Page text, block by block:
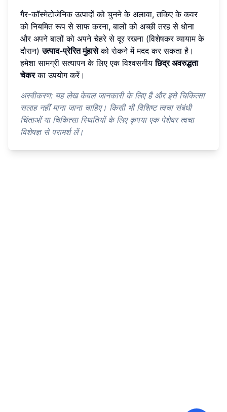
गैर-कॉस्मेटोजेनिक उत्पादों को चुनने के अलावा, तकिए के कवर
को नियमित रूप से साफ करना, बालों को अच्छी तरह से धोना
और अपने बालों को अपने चेहरे से दूर रखना (विशेषकर व्यायाम के
दौरान)उत्पाद-प्रेरित मुंहासेको रोकने में मदद कर सकता है।
हमेशा सामग्री सत्यापन के लिए एक विश्वसनीयछिद्र अवरुद्धता
चेकरका उपयोग करें।
अस्वीकरण: यह लेख केवल जानकारी के लिए है और इसे चिकित्सा
सलाह नहीं माना जाना चाहिए। किसी भी विशिष्ट त्वचा संबंधी
चिंताओं या चिकित्सा स्थितियों के लिए कृपया एक पेशेवर त्वचा
विशेषज्ञ से परामर्श लें।